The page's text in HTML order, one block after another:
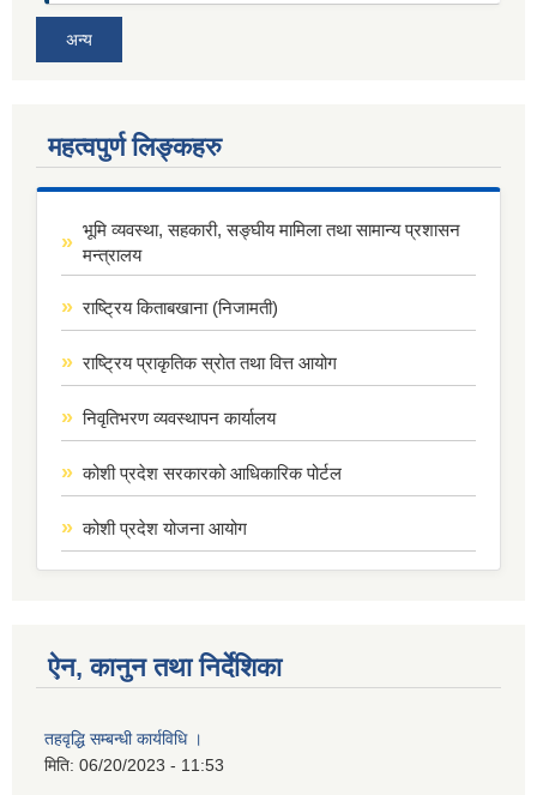
अन्य
महत्वपुर्ण लिङ्कहरु
भूमि व्यवस्था, सहकारी, सङ्घीय मामिला तथा सामान्य प्रशासन
मन्त्रालय
राष्ट्रिय किताबखाना (निजामती)
राष्ट्रिय प्राकृतिक स्रोत तथा वित्त आयोग
निवृतिभरण व्यवस्थापन कार्यालय
कोशी प्रदेश सरकारको आधिकारिक पोर्टल
कोशी प्रदेश योजना आयोग
ऐन, कानुन तथा निर्देशिका
तहवृद्धि सम्बन्धी कार्यविधि ।
मिति: 06/20/2023 - 11:53